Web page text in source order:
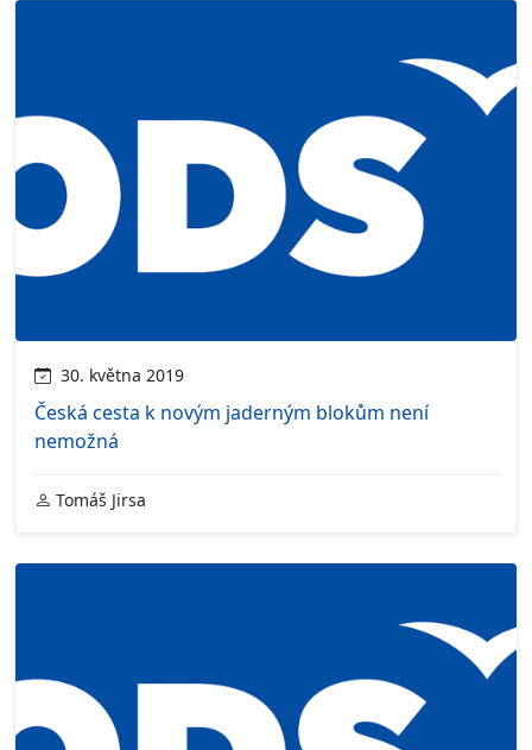
30. května 2019
Česká cesta k novým jaderným blokům není
nemožná
Tomáš Jirsa